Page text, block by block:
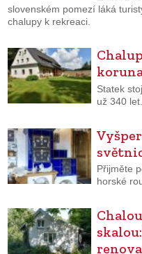
slovenském pomezí láká
chalupy k rekreaci.
Statek
už 340 let.
Přijměte
horské